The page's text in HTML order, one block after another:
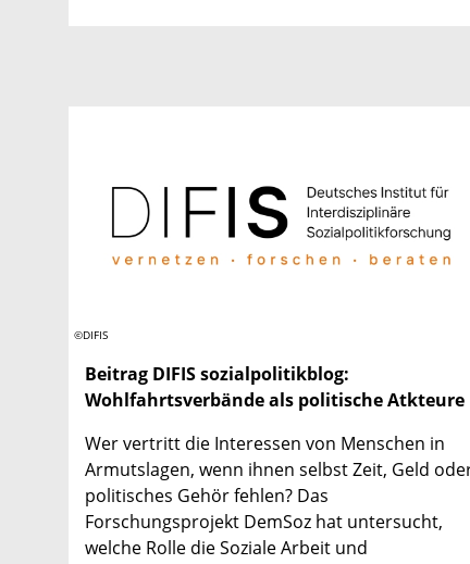
©DIFIS
Beitrag DIFIS sozialpolitikblog:
Wohlfahrtsverbände als politische Atkteure
Wer vertritt die Interessen von Menschen in
Armutslagen, wenn ihnen selbst Zeit, Geld
politisches Gehör fehlen? Das
Forschungsprojekt DemSoz hat untersucht,
welche Rolle die Soziale Arbeit und